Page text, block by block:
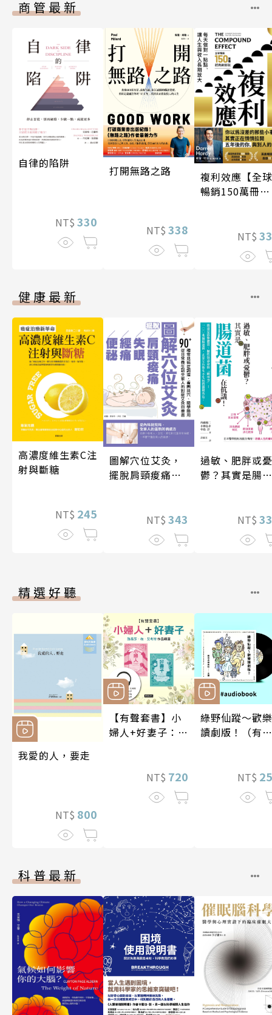
商管最新
自律的陷阱
NT$ 330
打開無路之路
NT$ 338
複利效應【全球
暢銷150萬冊・
NT$
健康最新
高濃度維生素C注
射與斷糖
NT$ 245
圖解穴位艾灸，
擺脫肩頸痠痛、
NT$ 343
過敏、肥胖或憂
鬱？其實是腸道
NT$
精選好聽
我愛的人，要走
NT$ 800
【有聲套書】小
婦人+好妻子：路
NT$ 720
綠野仙蹤～歡樂
讀劇版！（有聲
NT$
科普最新